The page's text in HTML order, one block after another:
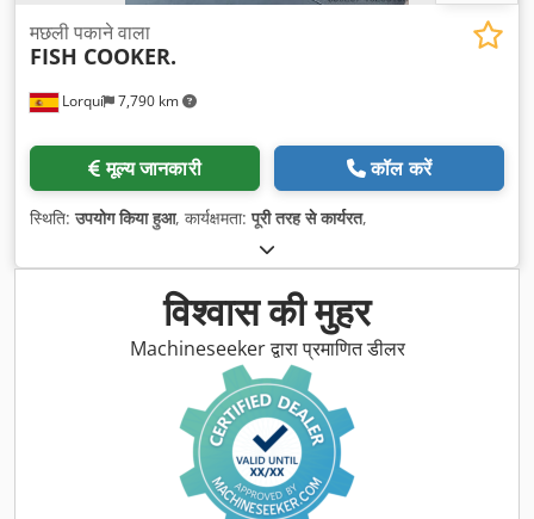
Lorquí 7,790 km
मछली पकाने वाला
FISH COOKER.
मूल्य जानकारी कॉल करें
स्थिति:उपयोग किया हुआ, कार्यक्षमता:पूरी तरह से कार्यरत,
विश्वास की मुहर
Machineseeker द्वारा प्रमाणित डीलर